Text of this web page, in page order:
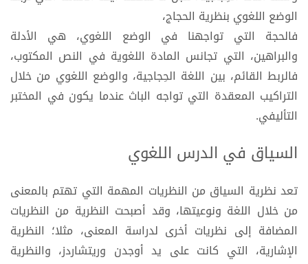
الوضع اللغوي بنظرية الحجاج،
فالحجة التي تواجهنا في الوضع اللغوي، هي الأدلة
والبراهين، التي تجانس المادة اللغوية في النص المكتوب،
فالربط القائم، بين اللغة الحِجاجية، والوضع اللغوي من خلال
التراكيب المعقدة التي تواجه الباث عندما يكون في المختبر
التأليفي.
السياق في الدرس اللغوي
تعد نظرية السياق من النظريات المهمة التي تهتم بالمعنى
من خلال اللغة ونوعيتها، وقد أصبحت النظرية من النظريات
المضافة إلى نظريات أخرى لدراسة المعنى، مثلا؛ النظرية
الإشارية، التي كانت على يد أوجدن وريتشاردز، والنظرية